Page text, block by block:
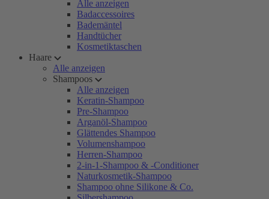
Alle anzeigen
Badaccessoires
Bademäntel
Handtücher
Kosmetiktaschen
Haare
Alle anzeigen
Shampoos
Alle anzeigen
Keratin-Shampoo
Pre-Shampoo
Arganöl-Shampoo
Glättendes Shampoo
Volumenshampoo
Herren-Shampoo
2-in-1-Shampoo & -Conditioner
Naturkosmetik-Shampoo
Shampoo ohne Silikone & Co.